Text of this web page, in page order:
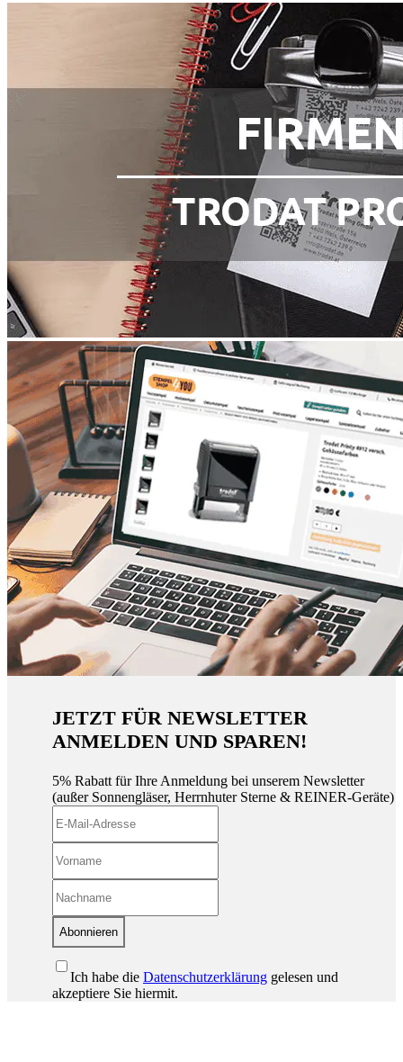
JETZT FÜR NEWSLETTER
ANMELDEN UND SPAREN!
5% Rabatt für Ihre Anmeldung bei unserem Newsletter
(außer Sonnengläser, Herrnhuter Sterne & REINER-Geräte)
Abonnieren
Ich habe die Datenschutzerklärung gelesen und
akzeptiere Sie hiermit.